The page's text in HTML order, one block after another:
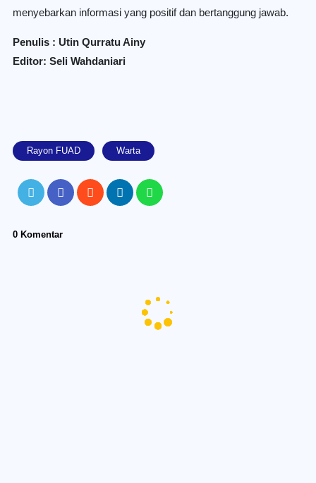
menyebarkan informasi yang positif dan bertanggung jawab.
Penulis : Utin Qurratu Ainy
Editor: Seli Wahdaniari
Rayon FUAD Warta
0 Komentar